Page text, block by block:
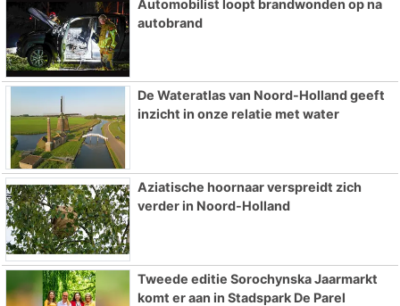
Automobilist loopt brandwonden op na
autobrand
De Wateratlas van Noord-Holland geeft
inzicht in onze relatie met water
Aziatische hoornaar verspreidt zich
verder in Noord-Holland
Tweede editie Sorochynska Jaarmarkt
komt er aan in Stadspark De Parel